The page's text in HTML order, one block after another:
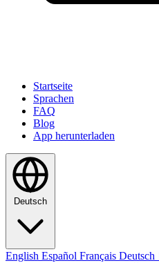
Startseite
Sprachen
FAQ
Blog
App herunterladen
Deutsch
English Español Français Deutsch